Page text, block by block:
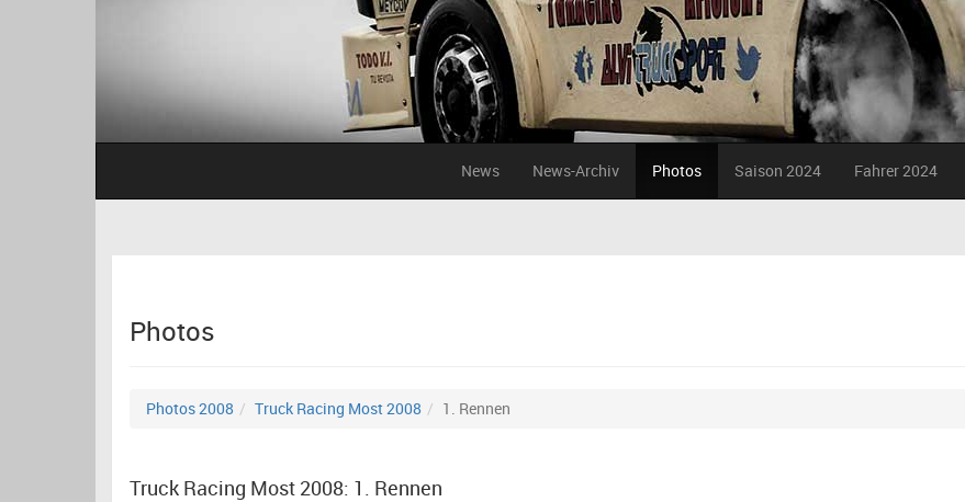
News News-Archiv Photos Saison 2024 Fahrer 2024
Photos
Photos 2008 Truck Racing Most 2008 1. Rennen
Truck Racing Most 2008: 1. Rennen